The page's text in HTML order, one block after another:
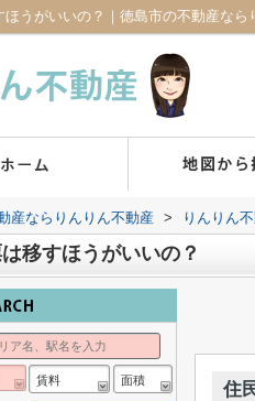
ほうがいいの？｜徳島市の不動産なら
産ならりんりん不動産 > りんりん
移すほうがいいの？
住
賃料 面積